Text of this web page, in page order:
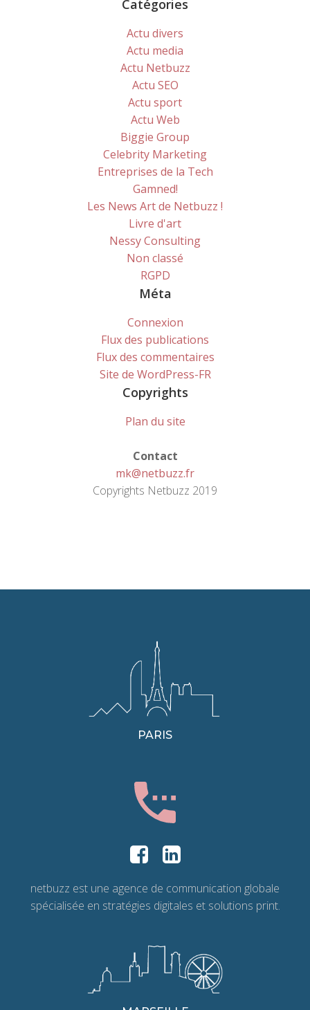
Catégories
Actu divers
Actu media
Actu Netbuzz
Actu SEO
Actu sport
Actu Web
Biggie Group
Celebrity Marketing
Entreprises de la Tech
Gamned!
Les News Art de Netbuzz !
Livre d'art
Nessy Consulting
Non classé
RGPD
Méta
Connexion
Flux des publications
Flux des commentaires
Site de WordPress-FR
Copyrights
Plan du site
Contact
mk@netbuzz.fr
Copyrights Netbuzz 2019
PARIS
netbuzz est une agence de communication globale
spécialisée en stratégies digitales et solutions print.